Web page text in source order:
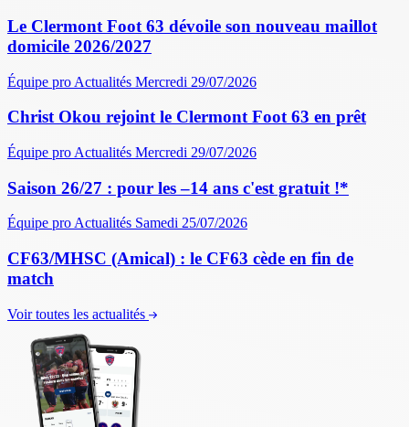
Le Clermont Foot 63 dévoile son nouveau maillot
domicile 2026/2027
Équipe pro Actualités Mercredi 29/07/2026
Christ Okou rejoint le Clermont Foot 63 en prêt
Équipe pro Actualités Mercredi 29/07/2026
Saison 26/27 : pour les –14 ans c'est gratuit !*
Équipe pro Actualités Samedi 25/07/2026
CF63/MHSC (Amical) : le CF63 cède en fin de
match
Voir toutes les actualités